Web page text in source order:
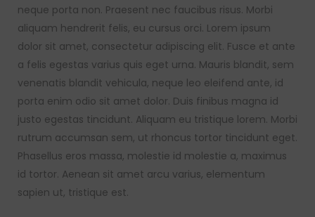
neque porta non. Praesent nec faucibus risus. Morbi
aliquam hendrerit felis, eu cursus orci. Lorem ipsum
dolor sit amet, consectetur adipiscing elit. Fusce et ante
a felis egestas varius quis eget urna. Mauris blandit, sem
venenatis blandit vehicula, neque leo eleifend ante, id
porta enim odio sit amet dolor. Duis finibus magna id
justo egestas tincidunt. Aliquam eu tristique lorem. Morbi
rutrum accumsan sem, ut rhoncus tortor tincidunt eget.
Phasellus eros massa, molestie id molestie a, maximus
id tortor. Aenean sit amet arcu varius, elementum
sapien ut, tristique est.